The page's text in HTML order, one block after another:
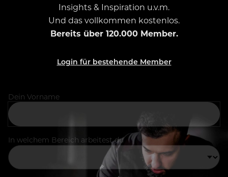
Insights & Inspiration u.v.m.
Und das vollkommen kostenlos.
Bereits über 120.000 Member.
Login für bestehende Member
Dein Vorname
In welchem Bereich arbeitest du